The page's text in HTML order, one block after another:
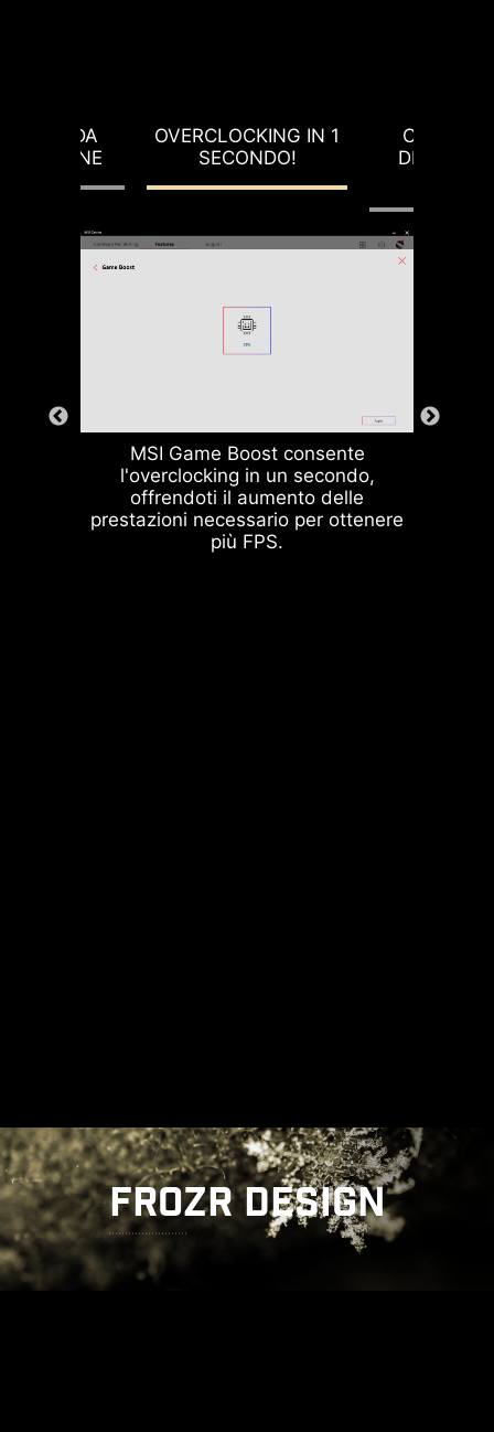
DA
OVERCLOCKING IN 1
SECONDO!
DELLA
MSI Game Boost consente
l'overclocking in un secondo,
offrendoti il aumento delle
prestazioni necessario per ottenere
più FPS.
FROZR DESIGN